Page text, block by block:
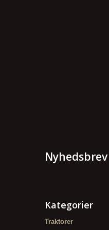
Nyhedsbrev
Kategorier
Traktorer